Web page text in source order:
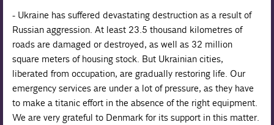
- Ukraine has suffered devastating destruction as a result of
Russian aggression. At least 23.5 thousand kilometres of
roads are damaged or destroyed, as well as 32 million
square meters of housing stock. But Ukrainian cities,
liberated from occupation, are gradually restoring life. Our
emergency services are under a lot of pressure, as they have
to make a titanic effort in the absence of the right equipment.
We are very grateful to Denmark for its support in this matter.